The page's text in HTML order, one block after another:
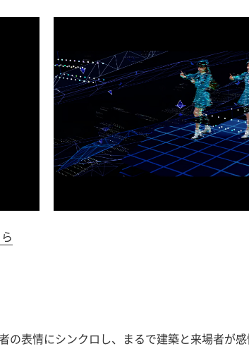
表情にシンクロし、まるで建築と来場者が